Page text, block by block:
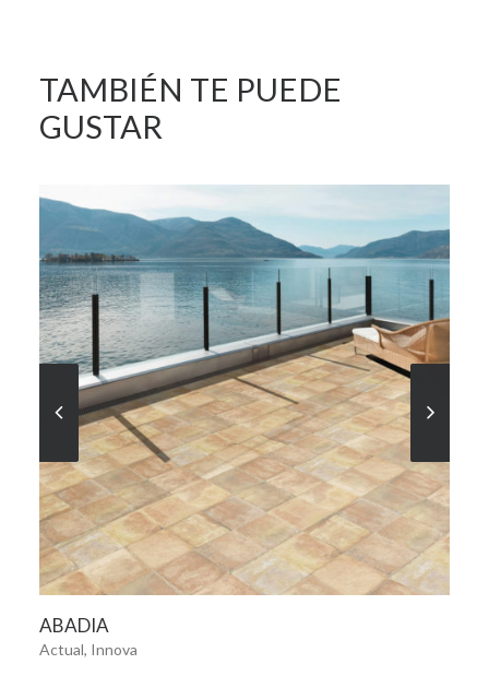
TAMBIÉN TE PUEDE
GUSTAR
ABADIA
Actual, Innova